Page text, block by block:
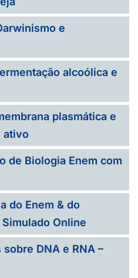
e
alcoólica e
plasmática e
ativo
de Biologia Enem com
do Enem & do
Online
DNA e RNA –